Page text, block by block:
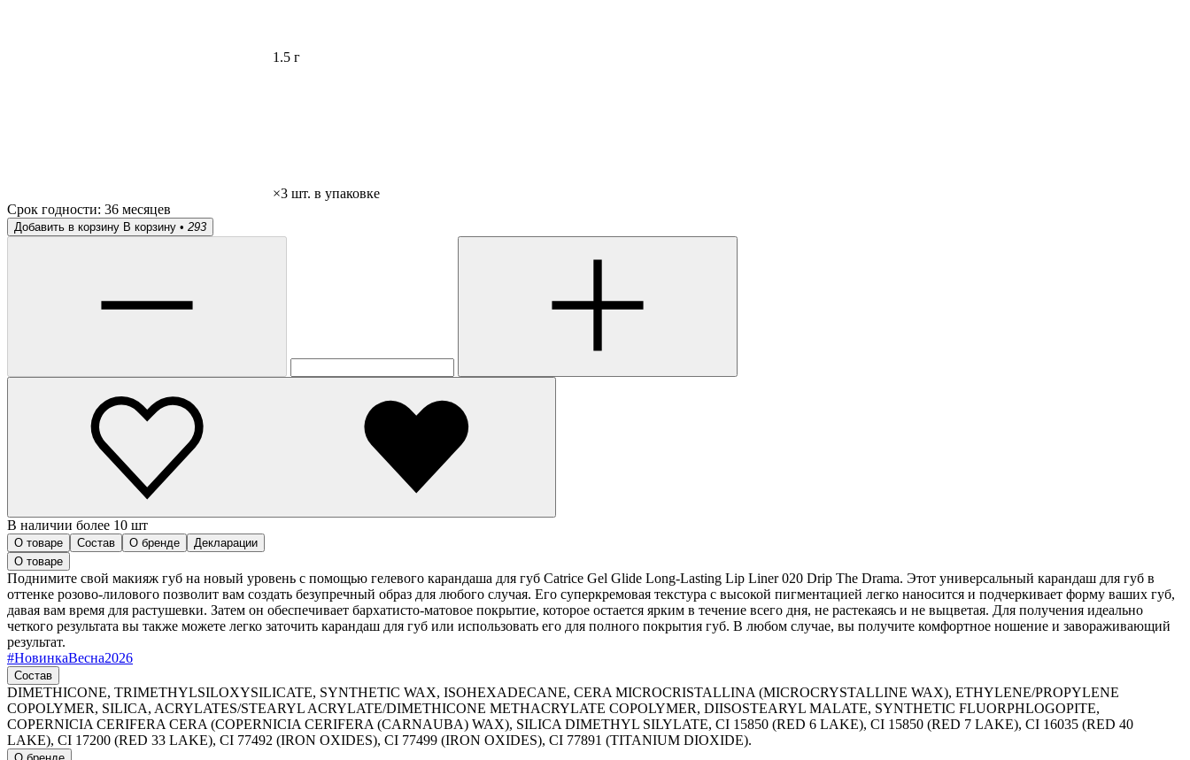
1.5 г
×3 шт. в упаковке
Срок годности: 36 месяцев
Добавить в корзину В корзину • 293
В наличии более 10 шт
О товаре Состав О бренде
Декларации
О товаре
Поднимите свой макияж губ на новый уровень с помощью гелевого карандаша для губ Catrice Gel Glide Long-Lasting Lip Liner 020 Drip The Drama. Этот универсальный карандаш для губ в
оттенке розово-лилового позволит вам создать безупречный образ для любого случая. Его суперкремовая текстура с высокой пигментацией легко наносится и подчеркивает форму ваших губ,
давая вам время для растушевки. Затем он обеспечивает бархатисто-матовое покрытие, которое остается ярким в течение всего дня, не растекаясь и не выцветая. Для получения идеально
четкого результата вы также можете легко заточить карандаш для губ или использовать его для полного покрытия губ. В любом случае, вы получите комфортное ношение и завораживающий
результат.
#НовинкаВесна2026
Состав
DIMETHICONE, TRIMETHYLSILOXYSILICATE, SYNTHETIC WAX, ISOHEXADECANE, CERA MICROCRISTALLINA (MICROCRYSTALLINE WAX), ETHYLENE/PROPYLENE
COPOLYMER, SILICA, ACRYLATES/STEARYL ACRYLATE/DIMETHICONE METHACRYLATE COPOLYMER, DIISOSTEARYL MALATE, SYNTHETIC FLUORPHLOGOPITE,
COPERNICIA CERIFERA CERA (COPERNICIA CERIFERA (CARNAUBA) WAX), SILICA DIMETHYL SILYLATE, CI 15850 (RED 6 LAKE), CI 15850 (RED 7 LAKE), CI 16035 (RED 40
LAKE), CI 17200 (RED 33 LAKE), CI 77492 (IRON OXIDES), CI 77499 (IRON OXIDES), CI 77891 (TITANIUM DIOXIDE).